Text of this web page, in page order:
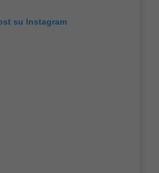
su Instagram